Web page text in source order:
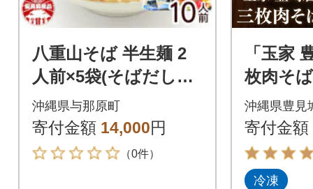
八重山そば 半生麺 2
人前×5袋(そばだし、
島胡椒ヒハツ付き)
沖縄県与那原町
寄付金額 14,000円
（0件）
「玉家
枚肉そ
沖縄そ
つおだ
沖縄県豊見
寄付金額
冷凍